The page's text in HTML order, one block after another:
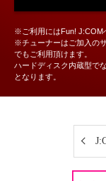
※ご利用にはFun! J:COM
※チューナーはご加入の
でもご利用頂けます。
ハードディスク内蔵型で
となります。